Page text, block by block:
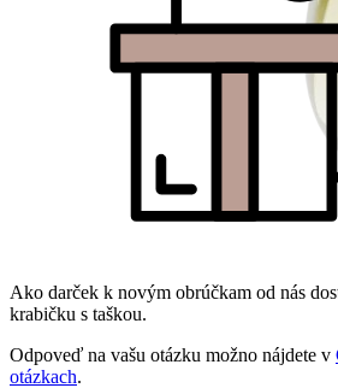
Ako darček k novým obrúčkam od nás
krabičku s taškou.
Odpoveď na vašu otázku možno nájdete v
otázkach.